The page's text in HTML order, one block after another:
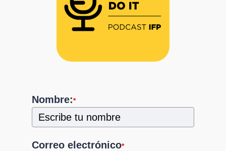
Nombre:*
Correo electrónico*